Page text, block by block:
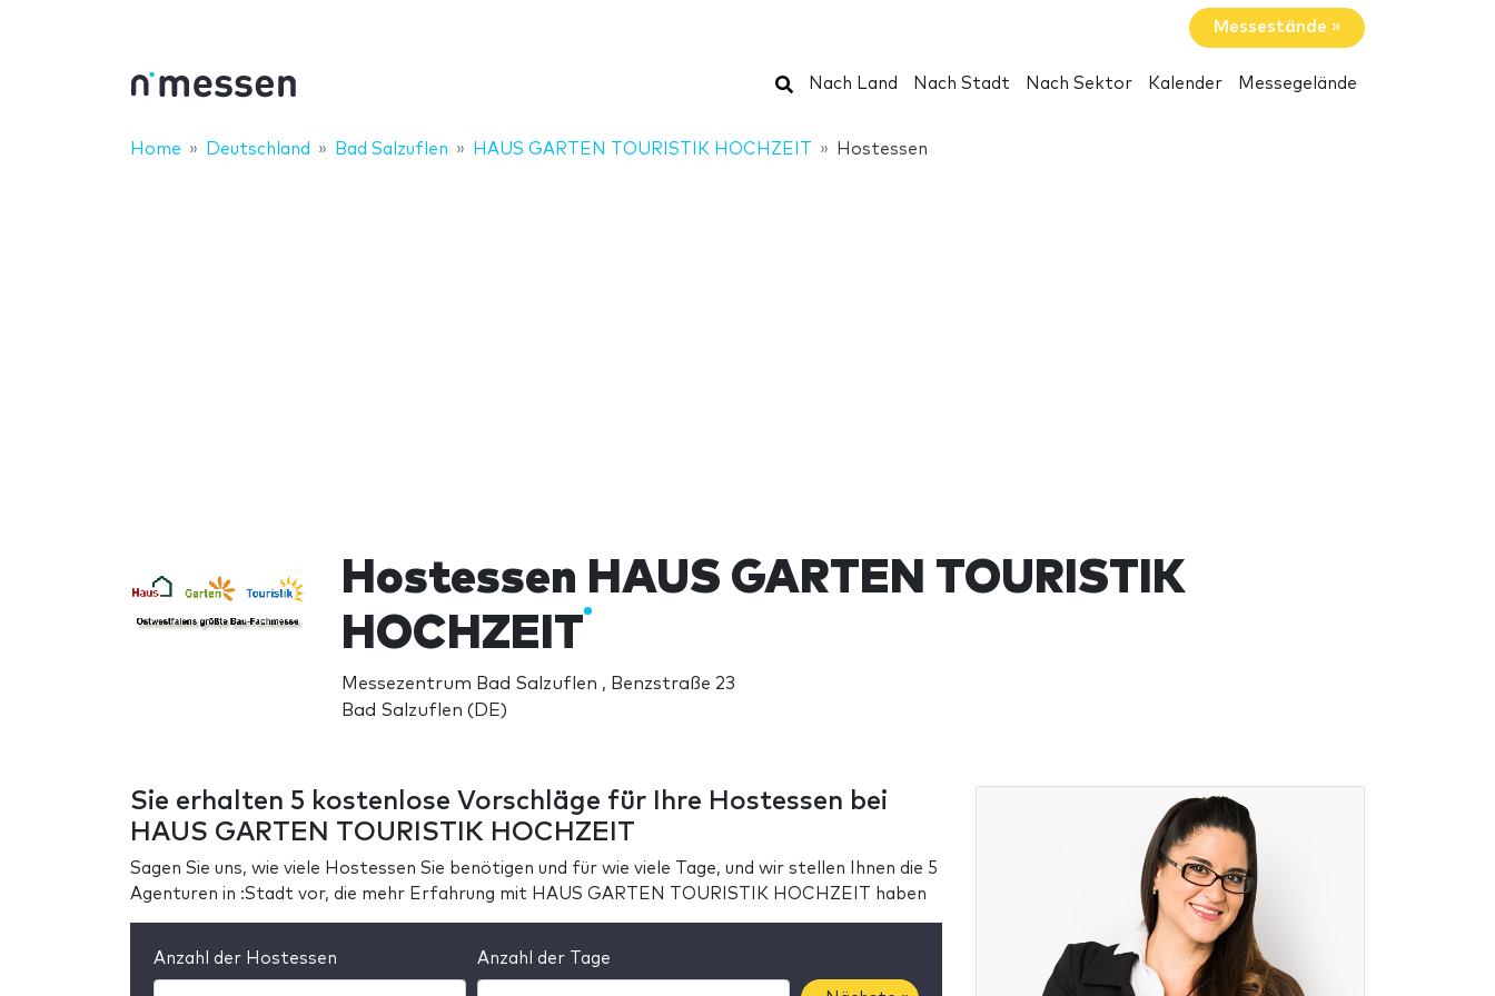
Messestände »
Suchen
Nach Land Nach Stadt Nach Sektor Kalender Messegelände
Home Deutschland Bad Salzuflen HAUS GARTEN TOURISTIK HOCHZEIT Hostessen
Hostessen HAUS GARTEN TOURISTIK
HOCHZEIT
Messezentrum Bad Salzuflen , Benzstraße 23
Bad Salzuflen (DE)
Sie erhalten 5 kostenlose Vorschläge für Ihre Hostessen bei
HAUS GARTEN TOURISTIK HOCHZEIT
Sagen Sie uns, wie viele Hostessen Sie benötigen und für wie viele Tage, und wir stellen Ihnen die 5
Agenturen in :Stadt vor, die mehr Erfahrung mit HAUS GARTEN TOURISTIK HOCHZEIT haben
Anzahl der Hostessen Anzahl der Tage